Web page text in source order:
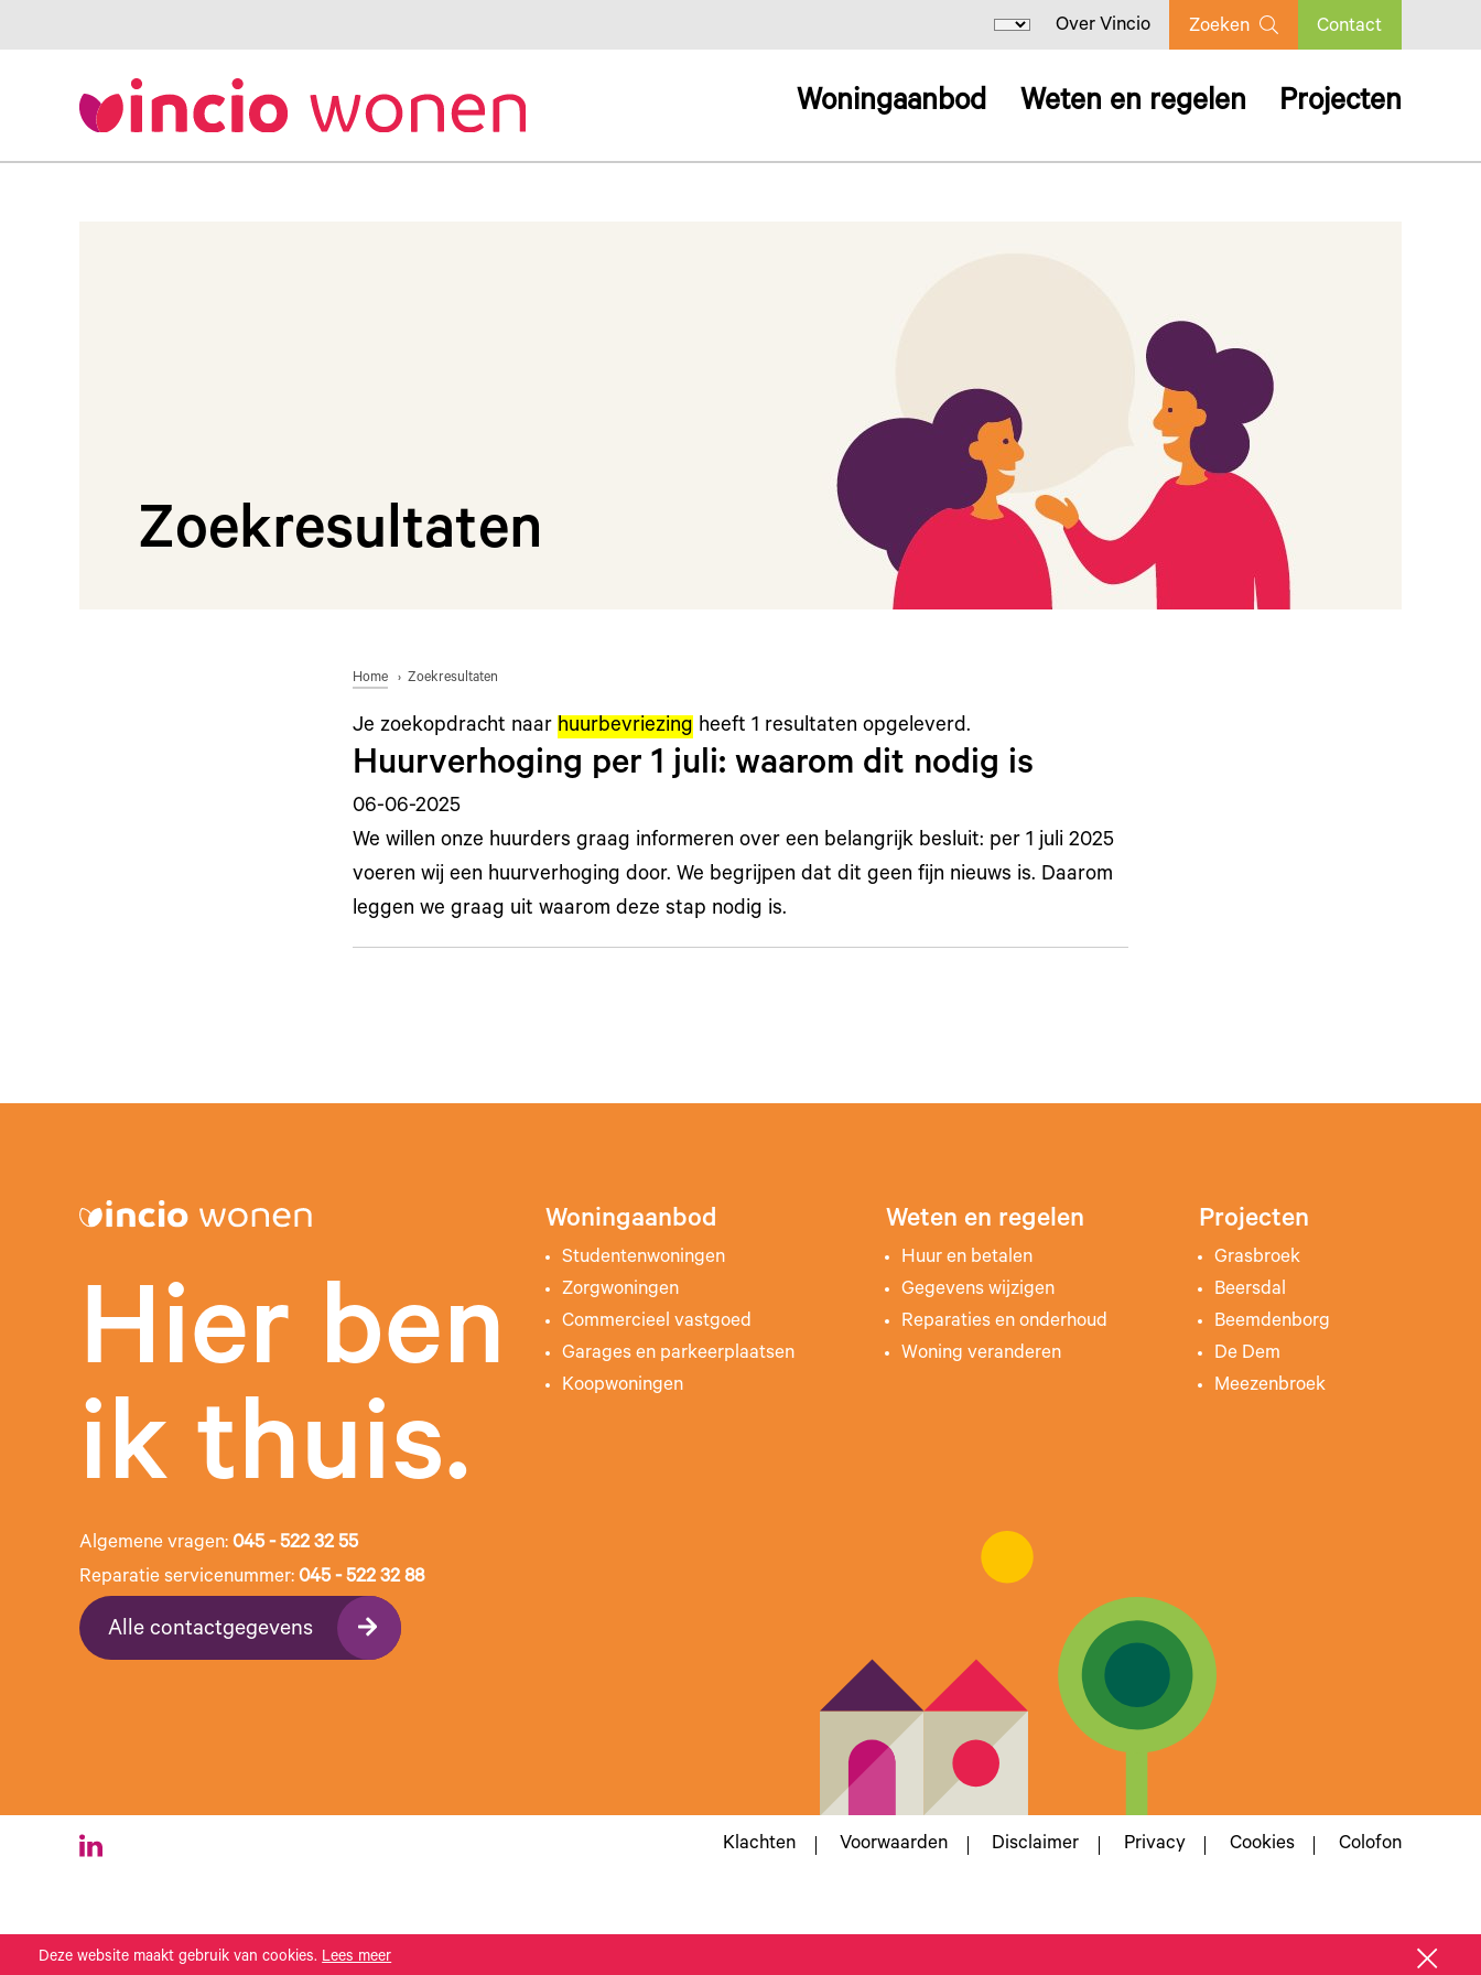
Over Vincio Zoeken Contact
Woningaanbod Weten en regelen Projecten
Zoekresultaten
Home Zoekresultaten
Je zoekopdracht naar huurbevriezing heeft 1 resultaten opgeleverd.
Huurverhoging per 1 juli: waarom dit nodig is
06-06-2025
We willen onze huurders graag informeren over een belangrijk besluit: per 1 juli 2025
voeren wij een huurverhoging door. We begrijpen dat dit geen fijn nieuws is. Daarom
leggen we graag uit waarom deze stap nodig is.
Hier ben
ik thuis.
Algemene vragen: 045 - 522 32 55
Reparatie servicenummer: 045 - 522 32 88
Alle contactgegevens
Woningaanbod
Studentenwoningen
Zorgwoningen
Commercieel vastgoed
Garages en parkeerplaatsen
Koopwoningen
Weten en regelen
Huur en betalen
Gegevens wijzigen
Reparaties en onderhoud
Woning veranderen
Projecten
Grasbroek
Beersdal
Beemdenborg
De Dem
Meezenbroek
Klachten Voorwaarden Disclaimer Privacy Cookies Colofon
Deze website maakt gebruik van cookies.Lees meer